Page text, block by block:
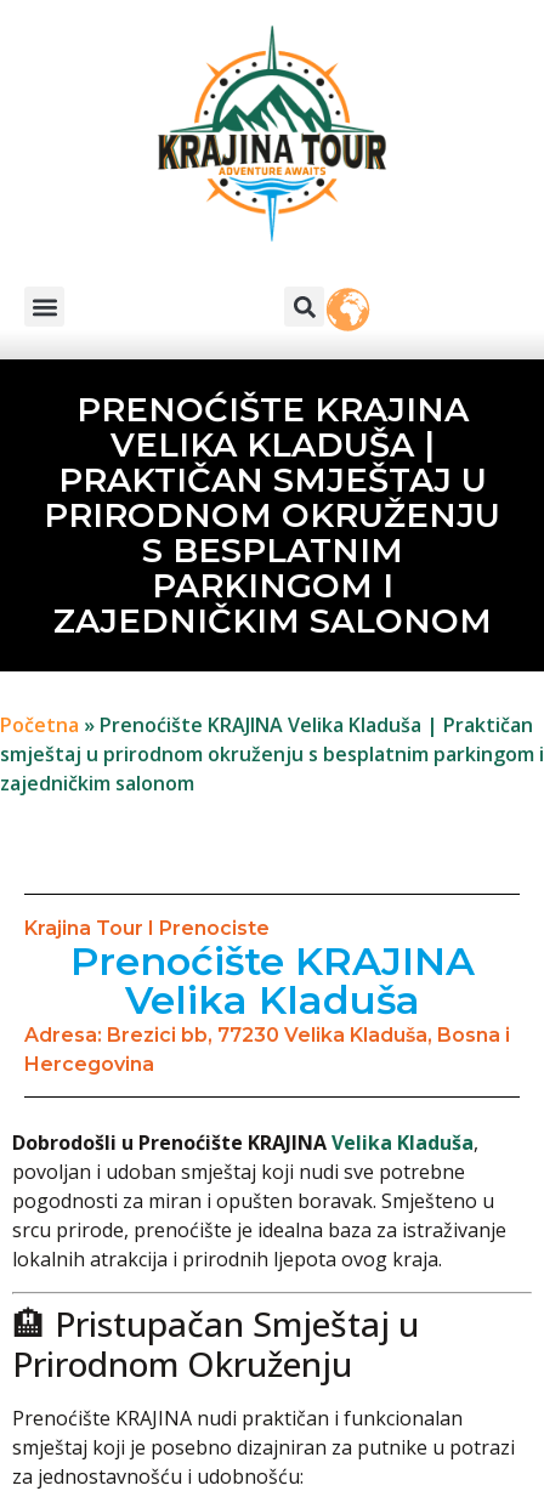
PRENOĆIŠTE KRAJINA
VELIKA KLADUŠA |
PRAKTIČAN SMJEŠTAJ U
PRIRODNOM OKRUŽENJU
S BESPLATNIM
PARKINGOM I
ZAJEDNIČKIM SALONOM
Početna » Prenoćište KRAJINA Velika Kladuša | Praktičan
smještaj u prirodnom okruženju s besplatnim parkingom i
zajedničkim salonom
Krajina Tour I Prenociste
Prenoćište KRAJINA
Velika Kladuša
Adresa: Brezici bb, 77230 Velika Kladuša, Bosna i
Hercegovina
Dobrodošli u Prenoćište KRAJINAVelika Kladuša,
povoljan i udoban smještaj koji nudi sve potrebne
pogodnosti za miran i opušten boravak. Smješteno u
srcu prirode, prenoćište je idealna baza za istraživanje
lokalnih atrakcija i prirodnih ljepota ovog kraja.
🏨 Pristupačan Smještaj u
Prirodnom Okruženju
Prenoćište KRAJINA nudi praktičan i funkcionalan
smještaj koji je posebno dizajniran za putnike u potrazi
za jednostavnošću i udobnošću: